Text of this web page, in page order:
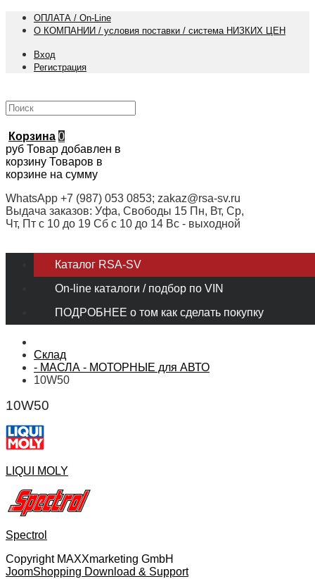
ОПЛАТА / On-Line
О КОМПАНИИ / условия поставки / система НИЗКИХ ЦЕН
Вход
Регистрация
Корзина 0
руб Товар добавлен в
корзину Товаров в
корзине на сумму
WhatsApp +7 (987) 053 0853; zakaz@rsa-sv.ru
Выдача заказов: Уфа, Свободы 15 Пн, Вт, Ср,
Чт, Пт с 10 до 19 Сб с 10 до 14 Вс - выходной
Каталог RSA-SV
On-line каталоги / подбор по VIN
ПОДРОБНЕЕ о том как сделать покупку
Склад
- МАСЛА - МОТОРНЫЕ для АВТО
10W50
10W50
LIQUI MOLY
Spectrol
Copyright MAXXmarketing GmbH
JoomShopping Download & Support